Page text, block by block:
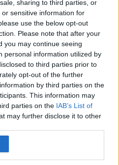
sharing to third parties, or
sensitive information for
use the below opt-out
Please note that after your
you may continue seeing
personal information utilized by
to third parties prior to
opt-out of the further
by third parties on the
This information may
parties on the IAB’s List of
may further disclose it to other